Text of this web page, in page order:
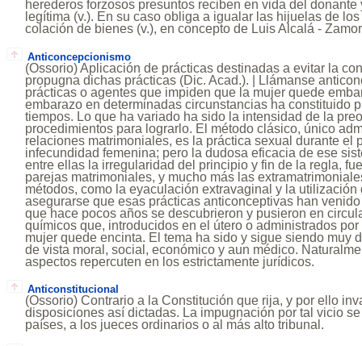
herederos forzosos presuntos reciben en vida del donante
legítima (v.). En su caso obliga a igualar las hijuelas de
colación de bienes (v.), en concepto de Luis Alcalá -
Anticoncepcionismo
(Ossorio) Aplicación de prácticas destinadas a evitar la
propugna dichas prácticas (Dic. Acad.). | Llámanse
prácticas o agentes que impiden que la mujer quede
embarazo en determinadas circunstancias ha constituido
tiempos. Lo que ha variado ha sido la intensidad de la
procedimientos para lograrlo. El método clásico, único
relaciones matrimoniales, es la práctica sexual durante el
infecundidad femenina; pero la dudosa eficacia de ese
entre ellas la irregularidad del principio y fin de la regla,
parejas matrimoniales, y mucho más las
métodos, como la eyaculación extravaginal y la
asegurarse que esas prácticas anticonceptivas han
que hace pocos años se descubrieron y pusieron en
químicos que, introducidos en el útero o administrados
mujer quede encinta. El tema ha sido y sigue siendo muy
de vista moral, social, económico y aun médico.
aspectos repercuten en los estrictamente jurídicos.
Anticonstitucional
(Ossorio) Contrario a la Constitución que rija, y por ello
disposiciones así dictadas. La impugnación por tal vicio
países, a los jueces ordinarios o al más alto tribunal.